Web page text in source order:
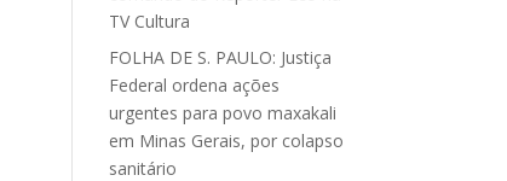
TV Cultura
FOLHA DE S. PAULO: Justiça
Federal ordena ações
urgentes para povo maxakali
em Minas Gerais, por colapso
sanitário